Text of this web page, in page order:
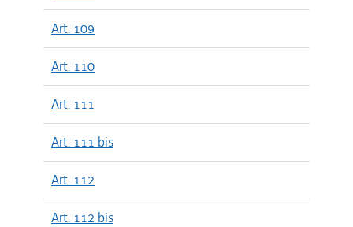
Art. 109
Art. 110
Art. 111
Art. 111 bis
Art. 112
Art. 112 bis